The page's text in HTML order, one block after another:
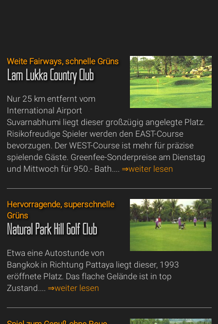
Weite Fairways, schnelle Grüns
Lam Lukka Country Club
Nur 25 km entfernt vom
International Airport
Suvarnabhumi liegt dieser großzügig angelegte Platz.
Risikofreudige Spieler werden den EAST-Course
bevorzugen. Der WEST-Course ist mehr für präzise
spielende Gäste. Greenfee-Sonderpreise am Dienstag
und Mittwoch für 950.- Bath.... ⇒weiter lesen
Hervorragende, superschnelle
Grüns
Natural Park Hill Golf Club
Etwa eine Autostunde von
Bangkok in Richtung Pattaya liegt dieser, 1993
eröffnete Platz. Das flache Gelände ist in top
Zustand.... ⇒weiter lesen